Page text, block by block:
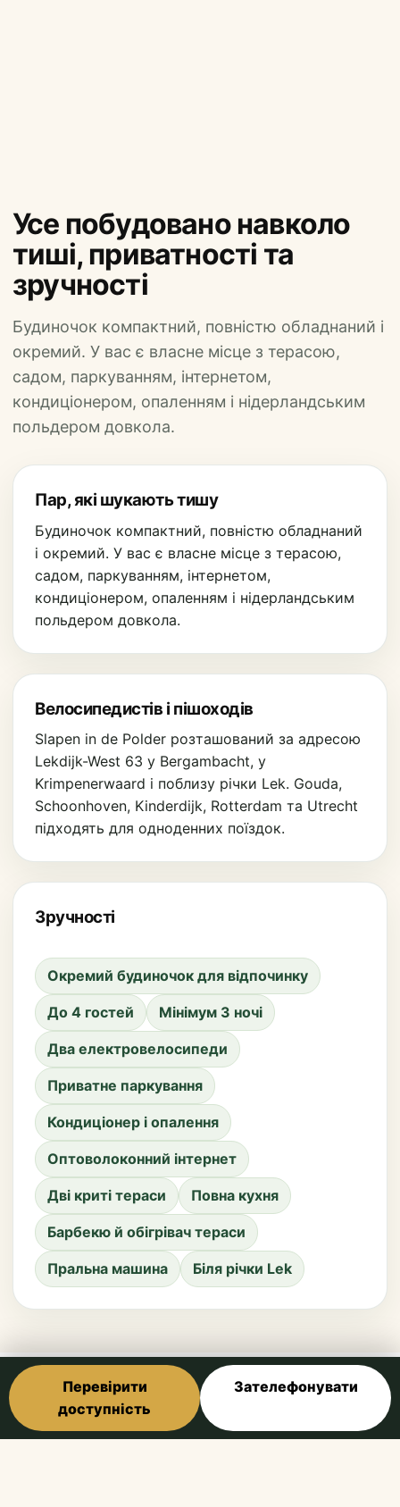
Усе побудовано навколо
тиші, приватності та
зручності
Будиночок компактний, повністю обладнаний і
окремий. У вас є власне місце з терасою,
садом, паркуванням, інтернетом,
кондиціонером, опаленням і нідерландським
польдером довкола.
Пар, які шукають тишу
Будиночок компактний, повністю обладнаний
і окремий. У вас є власне місце з терасою,
садом, паркуванням, інтернетом,
кондиціонером, опаленням і нідерландським
польдером довкола.
Велосипедистів і пішоходів
Slapen in de Polder розташований за адресою
Lekdijk-West 63 у Bergambacht, у
Krimpenerwaard і поблизу річки Lek. Gouda,
Schoonhoven, Kinderdijk, Rotterdam та Utrecht
підходять для одноденних поїздок.
Зручності
Окремий будиночок для відпочинку
До 4 гостей Мінімум 3 ночі
Два електровелосипеди
Приватне паркування
Кондиціонер і опалення
Оптоволоконний інтернет
Дві криті тераси Повна кухня
Барбекю й обігрівач тераси
Пральна машина Біля річки Lek
Фото
Перевірити
доступність
Зателефонувати